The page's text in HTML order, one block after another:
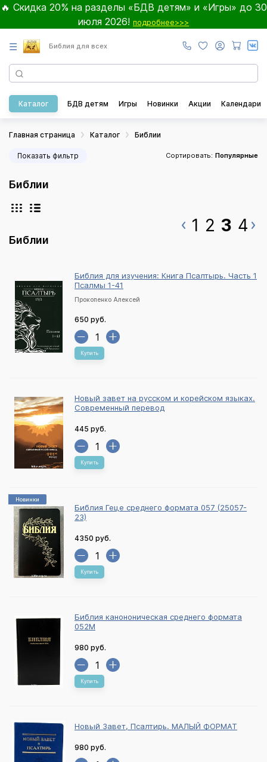
🔥 Скидка 20% на разделы «БДВ детям» и «Игры» до 30
июля 2026! подробнее>>>
☰ Библия для всех
Каталог БДВ детям Игры Новинки Акции Календари
Главная страница Каталог Библии
Показать фильтр Сортировать: Популярные
Библии
1 2 3 4
Библии
Библия для изучения: Книга Псалтырь. Часть 1
Псалмы 1-41
Прокопенко Алексей
650 руб.
Купить
Новый завет на русском и корейском языках.
Современный перевод
445 руб.
Купить
Новинки
Библия Геце среднего формата 057 (25057-
23)
4350 руб.
Купить
Библия канононическая среднего формата
052М
980 руб.
Купить
Новый Завет, Псалтирь. МАЛЫЙ ФОРМАТ
980 руб.